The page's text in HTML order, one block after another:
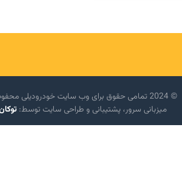
© 2024 تمامی حقوق برای وب سایت خودرودیلی محفوظ است.
میزبانی سرور، پشتیبانی و طراحی سایت توسط: